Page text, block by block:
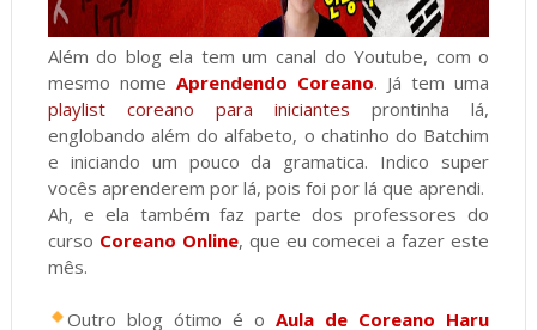
Além do blog ela tem um canal do Youtube, com o
mesmo nome Aprendendo Coreano. Já tem uma
playlist coreano para iniciantes prontinha lá,
englobando além do alfabeto, o chatinho do Batchim
e iniciando um pouco da gramatica. Indico super
vocês aprenderem por lá, pois foi por lá que aprendi.
Ah, e ela também faz parte dos professores do
curso Coreano Online, que eu comecei a fazer este
mês.
Outro blog ótimo é oAula de Coreano Haru